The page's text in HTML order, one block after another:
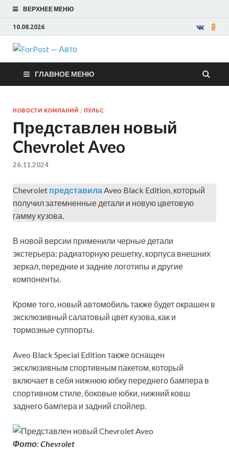
ВЕРХНЕЕ МЕНЮ
10.08.2026
ForPost —
Авто
ГЛАВНОЕ МЕНЮ
НОВОСТИ КОМПАНИЙ / ПУЛЬС
Представлен новый
Chevrolet Aveo
26.11.2024
Chevrolet представилаAveo Black Edition, который
получил затемненные детали и новую цветовую
гамму кузова.
В новой версии применили черные детали
экстерьера: радиаторную решетку, корпуса внешних
зеркал, передние и задние логотипы и другие
компоненты.
Кроме того, новый автомобиль также будет окрашен в
эксклюзивный салатовый цвет кузова, как и
тормозные суппорты.
Aveo Black Special Edition также оснащен
эксклюзивным спортивным пакетом, который
включает в себя нижнюю юбку переднего бампера в
спортивном стиле, боковые юбки, нижний ковш
заднего бампера и задний спойлер.
Фото: Chevrolet